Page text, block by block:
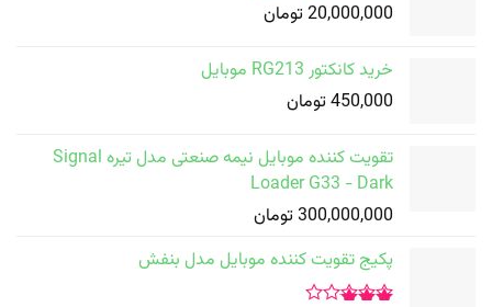
20,000,000 تومان
خرید کانکتور RG213 موبایل
450,000 تومان
تقویت کننده موبایل نیمه صنعتی مدل تیره Signal
Loader G33 - Dark
300,000,000 تومان
پکیج تقویت کننده موبایل مدل بنفش